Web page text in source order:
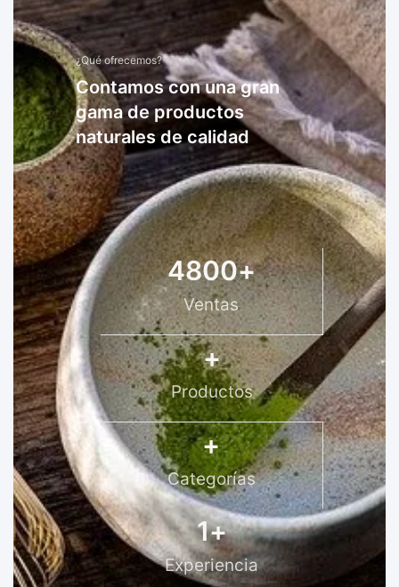
¿Qué ofrecemos?
Contamos con una gran
gama de productos
naturales de calidad
Ventas
4800+
Productos
+
Categorías
+
Experiencia
1+